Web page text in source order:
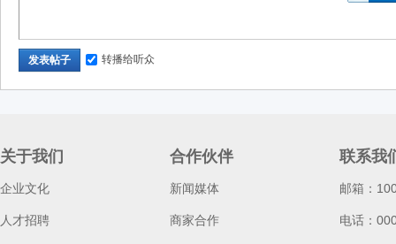
发表帖子 转播给听众
关于我们
企业文化
人才招聘
合作伙伴
新闻媒体
商家合作
联系我
邮箱：
电话：